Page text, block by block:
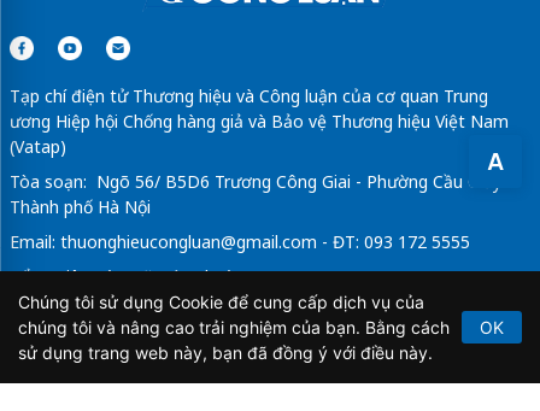
A
Tạp chí điện tử Thương hiệu và Công luận của cơ quan Trung
ương Hiệp hội Chống hàng giả và Bảo vệ Thương hiệu Việt Nam
(Vatap)
Tòa soạn: Ngõ 56/ B5D6 Trương Công Giai - Phường Cầu Giấy -
Thành phố Hà Nội
Email: thuonghieucongluan@gmail.com - ĐT: 093 172 5555
Tổng Biên Tập: Vũ Đức Thuận
Giấy phép hoạt động báo chí điện tử số 64/GP-BTTTT do Bộ
Thông tin và Truyền thông cấp ngày 21/2/2020.
Chúng tôi sử dụng Cookie để cung cấp dịch vụ của
chúng tôi và nâng cao trải nghiệm của bạn. Bằng cách
sử dụng trang web này, bạn đã đồng ý với điều này.
OK